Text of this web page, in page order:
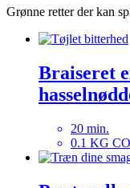
Grønne retter der kan
Braiseret
20 min.
0.1 KG